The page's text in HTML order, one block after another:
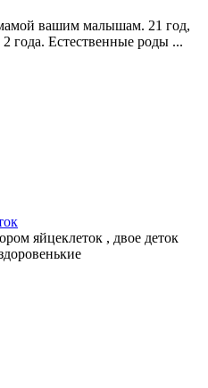
вашим малышам. 21 год,
года. Естественные роды ...
яйцеклеток , двое деток